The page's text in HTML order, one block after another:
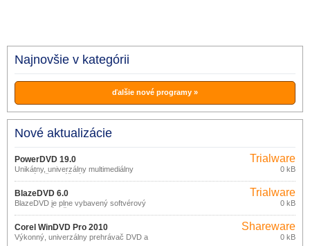
Najnovšie v kategórii
ďalšie nové programy »
Nové aktualizácie
PowerDVD 19.0
Unikátny, univerzálny multimediálny
prehrávač prinášajúci 3D a HD filmy na
obrazovku vášho počítača.
Trialware
0 kB
BlazeDVD 6.0
BlazeDVD je plne vybavený softvérový
DVD prehrávač.
Trialware
0 kB
Corel WinDVD Pro 2010
Výkonný, univerzálny prehrávač DVD a
Shareware
0 kB